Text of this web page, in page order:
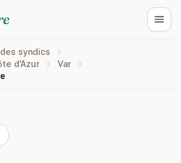
syndics
d'Azur
Var